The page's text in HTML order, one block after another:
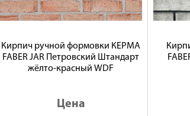
Кирпич ручной формовки КЕРМА
FABER JAR Петровский Штандарт
жёлто-красный WDF
Цена